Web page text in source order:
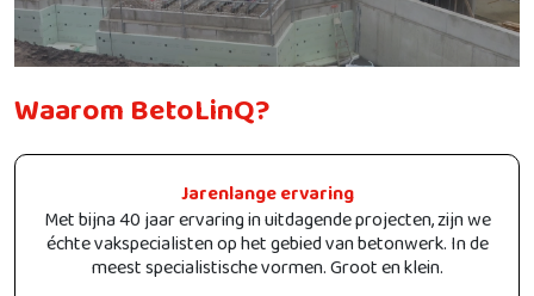
Waarom BetoLinQ?
Jarenlange ervaring
Met bijna 40 jaar ervaring in uitdagende projecten, zijn we
échte vakspecialisten op het gebied van betonwerk. In de
meest specialistische vormen. Groot en klein.